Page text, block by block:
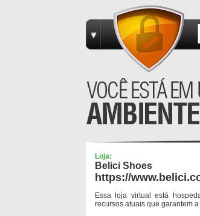
Loja:
Belici Shoes
https://
Essa loja virtual está
recursos atuais que garantem